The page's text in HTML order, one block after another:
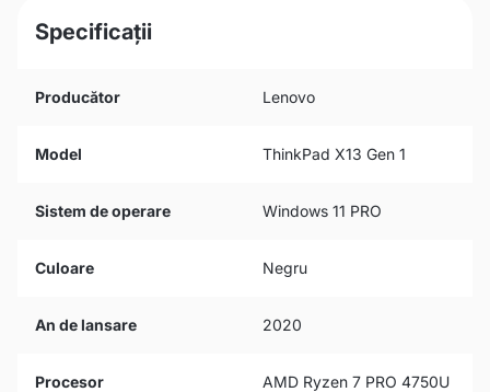
Specificații
Producător Lenovo
Model ThinkPad X13 Gen 1
Sistem de operare Windows 11 PRO
Culoare Negru
An de lansare 2020
Procesor AMD Ryzen 7 PRO 4750U